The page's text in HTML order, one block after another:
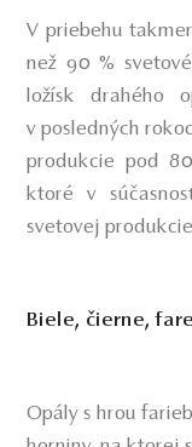
V priebehu
než 90 %
ložísk drahého
v posledných
produkcie pod
ktoré v
svetovej
Biele, čierne,
Opály s hrou